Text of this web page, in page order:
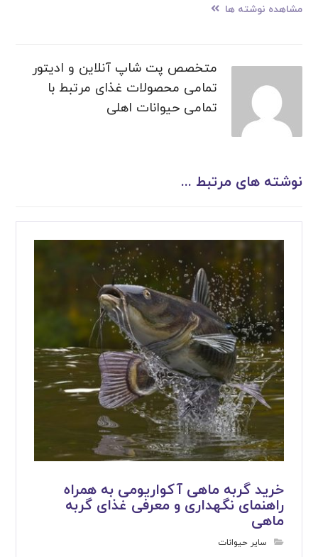
مشاهده نوشته ها
متخصص پت شاپ آنلاین و ادیتور
تمامی محصولات غذای مرتبط با
تمامی حیوانات اهلی
نوشته های مرتبط ...
خرید گربه ماهی آکواریومی به همراه
راهنمای نگهداری و معرفی غذای گربه
ماهی
سایر حیوانات